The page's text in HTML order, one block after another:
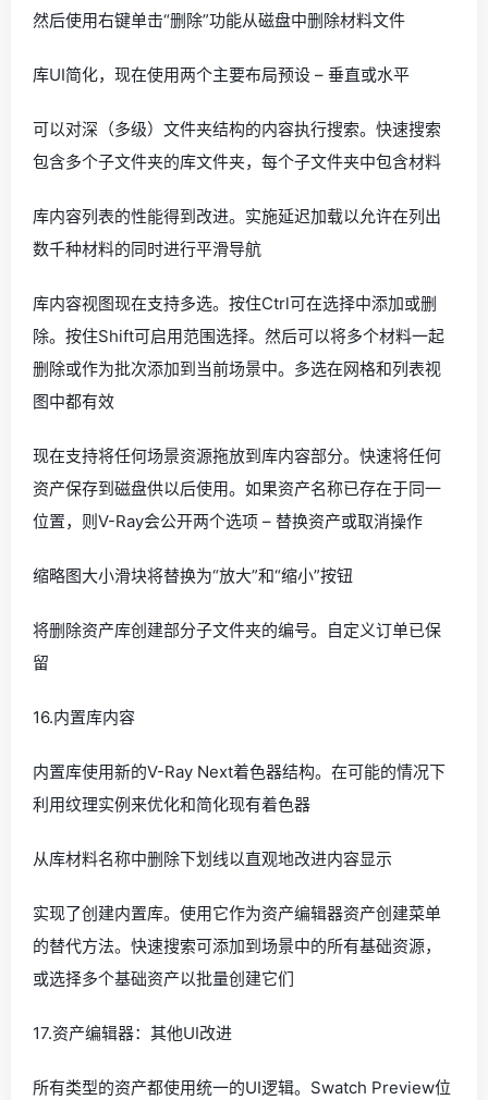
然后使用右键单击“删除”功能从磁盘中删除材料文件
库UI简化，现在使用两个主要布局预设 – 垂直或水平
可以对深（多级）文件夹结构的内容执行搜索。快速搜索
包含多个子文件夹的库文件夹，每个子文件夹中包含材料
库内容列表的性能得到改进。实施延迟加载以允许在列出
数千种材料的同时进行平滑导航
库内容视图现在支持多选。按住Ctrl可在选择中添加或删
除。按住Shift可启用范围选择。然后可以将多个材料一起
删除或作为批次添加到当前场景中。多选在网格和列表视
图中都有效
现在支持将任何场景资源拖放到库内容部分。快速将任何
资产保存到磁盘供以后使用。如果资产名称已存在于同一
位置，则V-Ray会公开两个选项 – 替换资产或取消操作
缩略图大小滑块将替换为“放大”和“缩小”按钮
将删除资产库创建部分子文件夹的编号。自定义订单已保
留
16.内置库内容
内置库使用新的V-Ray Next着色器结构。在可能的情况下
利用纹理实例来优化和简化现有着色器
从库材料名称中删除下划线以直观地改进内容显示
实现了创建内置库。使用它作为资产编辑器资产创建菜单
的替代方法。快速搜索可添加到场景中的所有基础资源，
或选择多个基础资产以批量创建它们
17.资产编辑器：其他UI改进
所有类型的资产都使用统一的UI逻辑。Swatch Preview位